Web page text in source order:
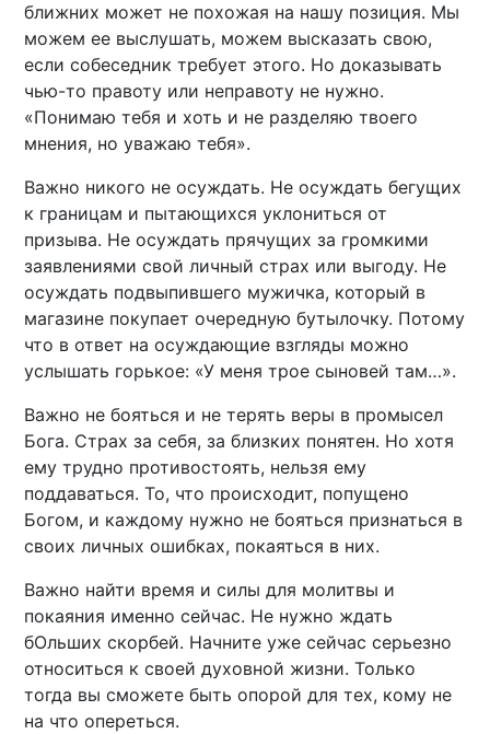
ближних может не похожая на нашу позиция. Мы
можем ее выслушать, можем высказать свою,
если собеседник требует этого. Но доказывать
чью-то правоту или неправоту не нужно.
«Понимаю тебя и хоть и не разделяю твоего
мнения, но уважаю тебя».
Важно никого не осуждать. Не осуждать бегущих
к границам и пытающихся уклониться от
призыва. Не осуждать прячущих за громкими
заявлениями свой личный страх или выгоду. Не
осуждать подвыпившего мужичка, который в
магазине покупает очередную бутылочку. Потому
что в ответ на осуждающие взгляды можно
услышать горькое: «У меня трое сыновей там…».
Важно не бояться и не терять веры в промысел
Бога. Страх за себя, за близких понятен. Но хотя
ему трудно противостоять, нельзя ему
поддаваться. То, что происходит, попущено
Богом, и каждому нужно не бояться признаться в
своих личных ошибках, покаяться в них.
Важно найти время и силы для молитвы и
покаяния именно сейчас. Не нужно ждать
бОльших скорбей. Начните уже сейчас серьезно
относиться к своей духовной жизни. Только
тогда вы сможете быть опорой для тех, кому не
на что опереться.